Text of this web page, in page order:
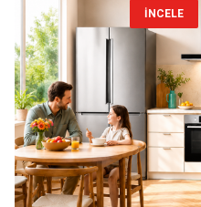
İNCELE